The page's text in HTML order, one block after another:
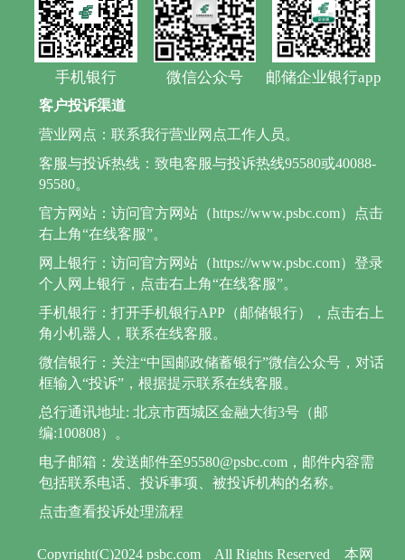
手机银行 微信公众号 邮储企业银行app
Copyright(C)2024 psbc.com All Rights Reserved 本网
客户投诉渠道
营业网点：联系我行营业网点工作人员。
客服与投诉热线：致电客服与投诉热线95580或40088-
95580。
官方网站：访问官方网站（https://www.psbc.com）点击
右上角“在线客服”。
网上银行：访问官方网站（https://www.psbc.com）登录
个人网上银行，点击右上角“在线客服”。
手机银行：打开手机银行APP（邮储银行），点击右上
角小机器人，联系在线客服。
微信银行：关注“中国邮政储蓄银行”微信公众号，对话
框输入“投诉”，根据提示联系在线客服。
总行通讯地址: 北京市西城区金融大街3号（邮
编:100808）。
电子邮箱：发送邮件至95580@psbc.com，邮件内容需
包括联系电话、投诉事项、被投诉机构的名称。
点击查看投诉处理流程